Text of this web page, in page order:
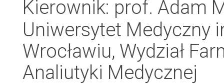
Kierownik: prof. Adam
Uniwersytet Medyczny
Wrocławiu, Wydział
Analiutyki Medycznej